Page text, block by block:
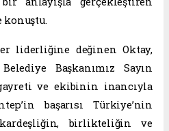
konuştu.
liderliğine değinen Oktay,
Başkanımız Sayın
ve ekibinin inancıyla
başarısı Türkiye’nin
kardeşliğin, birlikteliğin ve